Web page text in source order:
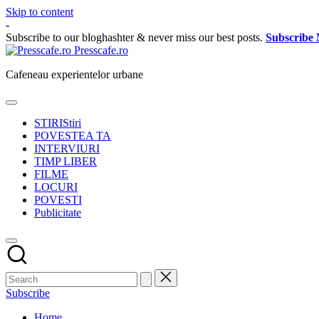
Skip to content
-
Subscribe to our bloghashter & never miss our best posts. Subscribe
Presscafe.ro
Cafeneau experientelor urbane
STIRIStiri
POVESTEA TA
INTERVIURI
TIMP LIBER
FILME
LOCURI
POVESTI
Publicitate
Subscribe